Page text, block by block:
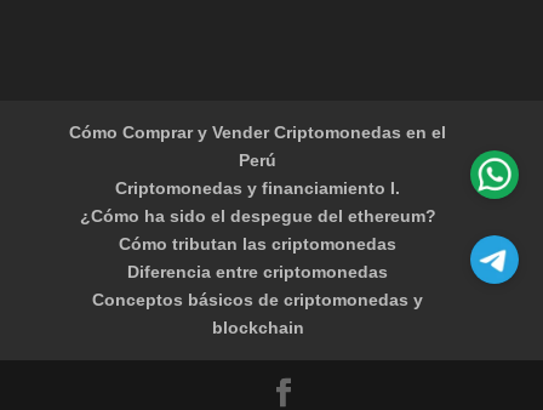
Cómo Comprar y Vender Criptomonedas en el
Perú
Criptomonedas y financiamiento I.
¿Cómo ha sido el despegue del ethereum?
Cómo tributan las criptomonedas
Diferencia entre criptomonedas
Conceptos básicos de criptomonedas y
blockchain